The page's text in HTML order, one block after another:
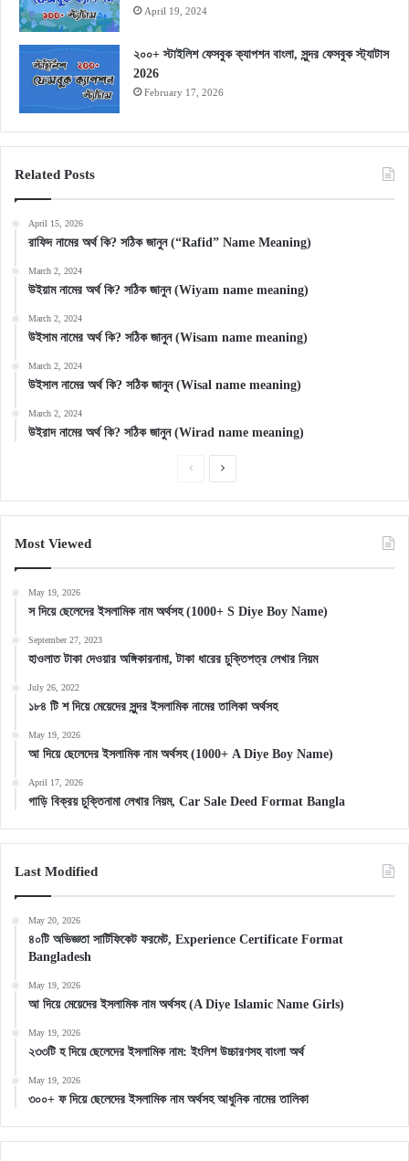
April 19, 2024
২০০+ স্টাইলিশ ফেসবুক ক্যাপশন বাংলা, সুন্দর ফেসবুক স্ট্যাটাস
2026
February 17, 2026
Related Posts
April 15, 2026
রাফিদ নামের অর্থ কি? সঠিক জানুন (“Rafid” Name Meaning)
March 2, 2024
উইয়াম নামের অর্থ কি? সঠিক জানুন (Wiyam name meaning)
March 2, 2024
উইসাম নামের অর্থ কি? সঠিক জানুন (Wisam name meaning)
March 2, 2024
উইসাল নামের অর্থ কি? সঠিক জানুন (Wisal name meaning)
March 2, 2024
উইরাদ নামের অর্থ কি? সঠিক জানুন (Wirad name meaning)
PreviousNext
Most Viewed
May 19, 2026
স দিয়ে ছেলেদের ইসলামিক নাম অর্থসহ (1000+ S Diye Boy Name)
September 27, 2023
হাওলাত টাকা দেওয়ার অঙ্গিকারনামা, টাকা ধারের চুক্তিপত্র লেখার নিয়ম
July 26, 2022
১৮৪ টি শ দিয়ে মেয়েদের সুন্দর ইসলামিক নামের তালিকা অর্থসহ
May 19, 2026
আ দিয়ে ছেলেদের ইসলামিক নাম অর্থসহ (1000+ A Diye Boy Name)
April 17, 2026
গাড়ি বিক্রয় চুক্তিনামা লেখার নিয়ম, Car Sale Deed Format Bangla
Last Modified
May 20, 2026
৪০টি অভিজ্ঞতা সার্টিফিকেট ফরমেট, Experience Certificate Format
Bangladesh
May 19, 2026
আ দিয়ে মেয়েদের ইসলামিক নাম অর্থসহ (A Diye Islamic Name Girls)
May 19, 2026
২৩৩টি হ দিয়ে ছেলেদের ইসলামিক নাম: ইংলিশ উচ্চারণসহ বাংলা অর্থ
May 19, 2026
৩০০+ ফ দিয়ে ছেলেদের ইসলামিক নাম অর্থসহ আধুনিক নামের তালিকা